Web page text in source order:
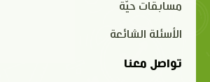
مسابقات حيّة
الأسئلة الشائعة
تواصل معنا